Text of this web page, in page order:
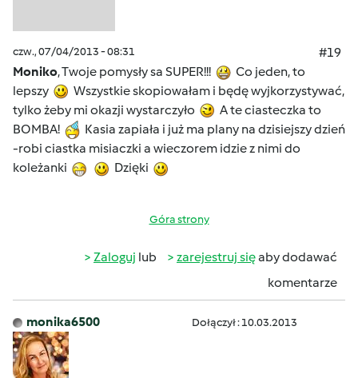
czw., 07/04/2013 - 08:31
#19
Moniko, Twoje pomysły sa SUPER!!!
Co jeden, to
lepszy
Wszystkie skopiowałam i będę wyjkorzystywać,
tylko żeby mi okazji wystarczyło
A te ciasteczka to
BOMBA!
Kasia zapiała i już ma plany na dzisiejszy dzień
-robi ciastka misiaczki a wieczorem idzie z nimi do
koleżanki
Dzięki
Góra strony
Zaloguj lub zarejestruj sięaby dodawać
komentarze
monika6500 Dołączył : 10.03.2013